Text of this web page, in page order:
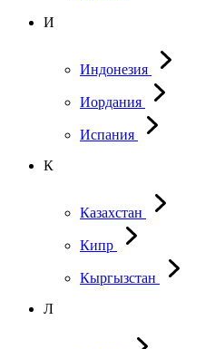
И
Индонезия
Иордания
Испания
К
Казахстан
Кипр
Кыргызстан
Л